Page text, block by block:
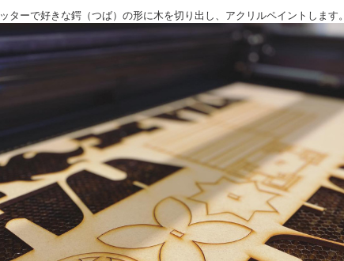
ターで好きな鍔（つば）の形に木を切り出し、アクリルペイントします。